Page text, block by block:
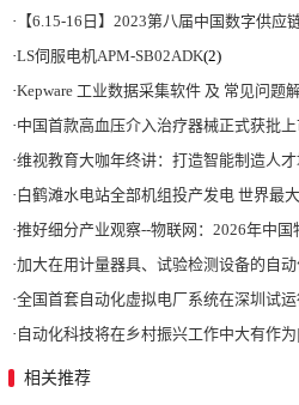
· 【6.15-16日】2023第八届中国数字供应
·LS伺服电机APM-SB02ADK(2)
·Kepware 工业数据采集软件 及 常见问题
·中国首款高血压介入治疗器械正式获批
·维视教育大咖年终讲：打造智能制造人
·白鹤滩水电站全部机组投产发电 世界最大清洁能源走廊全面建成|将为建设新
·推好细分产业观察--物联网：2026年中国物联网市场规模接近3000亿
·加大在用计量器具、试验检测设备的自动化、数字化改造力度|市场监管总
·全国首套自动化虚拟电厂系统在深圳试运行 功
· 自动化科技将在乡村振兴工作中大有作为|《关于做好
相关推荐